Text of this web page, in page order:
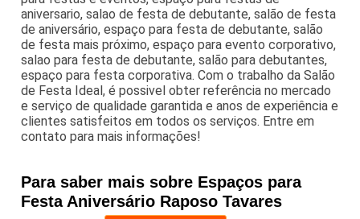
aniversario, salao de festa de debutante, salão de festa
de aniversário, espaço para festa de debutante, salão
de festa mais próximo, espaço para evento corporativo,
salao para festa de debutante, salão para debutantes,
espaço para festa corporativa. Com o trabalho da Salão
de Festa Ideal, é possivel obter referência no mercado
e serviço de qualidade garantida e anos de experiência e
clientes satisfeitos em todos os serviços. Entre em
contato para mais informações!
Para saber mais sobre Espaços para
Festa Aniversário Raposo Tavares